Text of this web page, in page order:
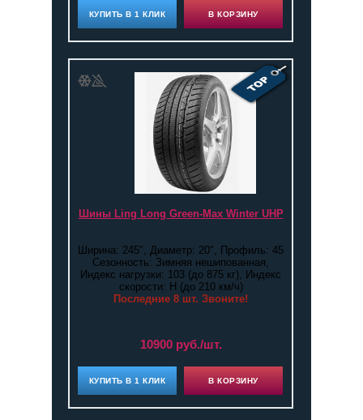
КУПИТЬ В 1 КЛИК В КОРЗИНУ
Шины Ling Long Green-Max Winter UHP
Ширина: 245", Диаметр: 20", Профиль: 45
Сезонность: Зимняя нешипованная,
Индекс нагрузки: 103 (до 875 кг), Индекс
скорости: H (до 210 км/ч)
Последние 8 шт. Звоните!
10900 руб./шт.
КУПИТЬ В 1 КЛИК В КОРЗИНУ